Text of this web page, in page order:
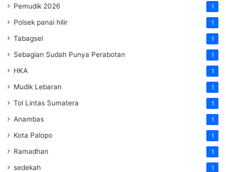
Pemudik 2026 1
Polsek panai hilir 1
Tabagsel 1
Sebagian Sudah Punya Perabotan 1
HKA 1
Mudik Lebaran 1
Tol Lintas Sumatera 1
Anambas 1
Kota Palopo 1
Ramadhan 1
sedekah 1